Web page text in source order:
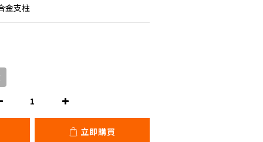
金支柱
立即購買